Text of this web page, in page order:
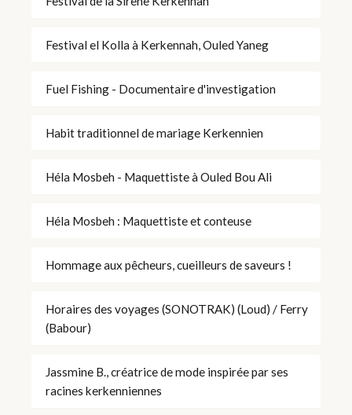
Festival el Kolla à Kerkennah, Ouled Yaneg
Fuel Fishing - Documentaire d'investigation
Habit traditionnel de mariage Kerkennien
Héla Mosbeh - Maquettiste à Ouled Bou Ali
Héla Mosbeh : Maquettiste et conteuse
Hommage aux pêcheurs, cueilleurs de saveurs !
Horaires des voyages (SONOTRAK) (Loud) / Ferry
(Babour)
Jassmine B., créatrice de mode inspirée par ses
racines kerkenniennes